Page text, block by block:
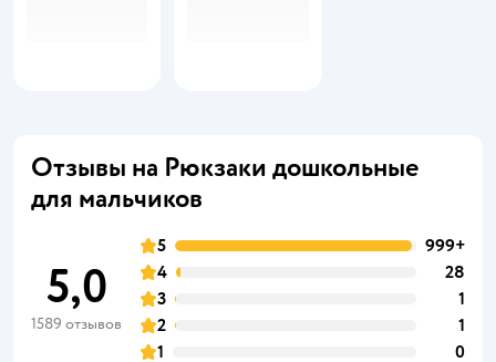
Отзывы на Рюкзаки дошкольные
для мальчиков
5,0
1589 отзывов
5
999+
4
28
3
1
2
1
1
0